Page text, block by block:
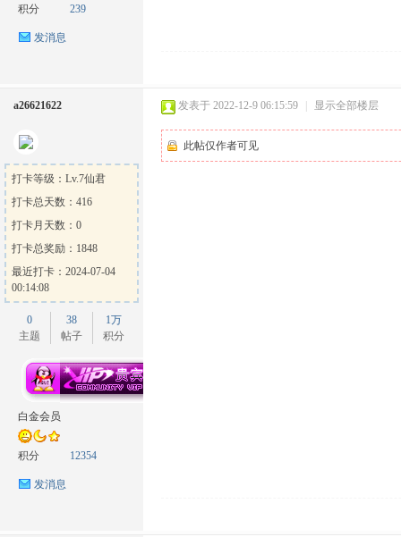
积分 239
发消息
a26621622
打卡等级：Lv.7仙君
打卡总天数：416
打卡月天数：0
打卡总奖励：1848
最近打卡：2024-07-04
00:14:08
0
主题
38
帖子
1万
积分
白金会员
积分 12354
发消息
发表于 2022-12-9 06:15:59 显示全部楼层
此帖仅作者可见